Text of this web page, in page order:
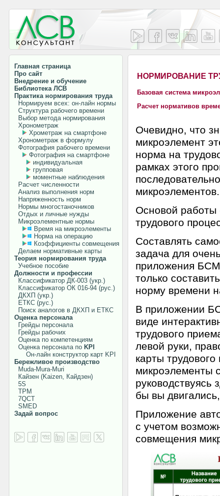
Главная страница
Про сайт
Внедрение и обучение
Библиотека ЛСВ
Практика нормирования труда
Нормируем всех: он-лайн нормы
Структура рабочего времени
Выбор метода нормирования
Хронометраж
Хрометраж на смартфоне
Хронометраж в формулу
Фотография рабочего времени
Фотография на смартфоне
индивидуальная
групповая
моментные наблюдения
Расчет численности
Анализ выполнения норм
Напряженность норм
Нормы многостаночников
Отдых и личные нужды
Микроэлементные нормы
Время на микроэлементы
Норма на операцию
Коэффициенты совмещения
Делаем нормативные карты
Теория нормирования труда
Учебное пособие
Должности и профессии
Классификатор ДК-003 (укр.)
Классификатор ОК 016-94 (рус.)
ДКХП (укр.)
ЕТКС (рус.)
Поиск аналогов в ДКХП и ЕТКС
Оценка персонала
Грейды персонала
Грейды рабочих
Оценка по компетенциям
Оценка персонала по KPI
Он-лайн конструктор карт KPI
Бережливое производство
Muda-Mura-Muri
Кайзен (Kaizen, Кайдзен)
5S
TPM
7QCT
SMED
Задай вопрос
НОРМИРОВАНИЕ
Базовая система
Расчет нормативов
Очевидно, что
микроэлемент
норма на
рамках этого
микроэлементов.
Основой работы
трудового
Составлять
задача для
приложения
только
норму времени
В приложении
виде
трудового
левой руки,
карты
микроэлементы
руководствуясь
бы вы
Приложение
с учетом
совмещения